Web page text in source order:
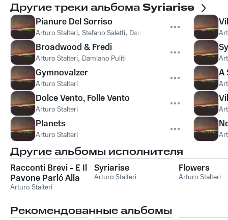
Другие треки альбомаSyriarise
Pianure Del Sorriso
Arturo Stalteri, Stefano Saletti, Damiano Puliti Orio Odori,
Broadwood & Fredi
Arturo Stalteri, Damiano Puliti
Gymnovalzer
Arturo Stalteri
Dolce Vento, Folle Vento
Arturo Stalteri
Planets
Arturo Stalteri
A
Другие альбомы исполнителя
Racconti Brevi - E Il
Pavone Parló Alla
Luna
Arturo Stalteri
Syriarise
Arturo Stalteri
Flowers
Arturo Stalteri
Рекомендованные альбомы